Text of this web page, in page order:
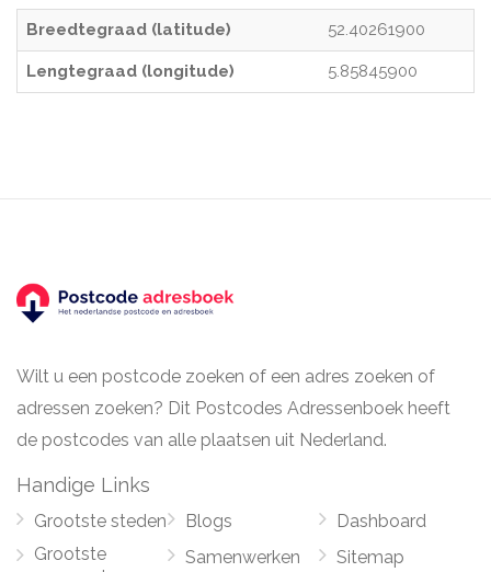
Breedtegraad (latitude) 52.40261900
Lengtegraad (longitude) 5.85845900
Wilt u een postcode zoeken of een adres zoeken of
adressen zoeken? Dit Postcodes Adressenboek heeft
de postcodes van alle plaatsen uit Nederland.
Handige Links
Grootste steden
Grootste
Blogs
Samenwerken
Dashboard
Sitemap